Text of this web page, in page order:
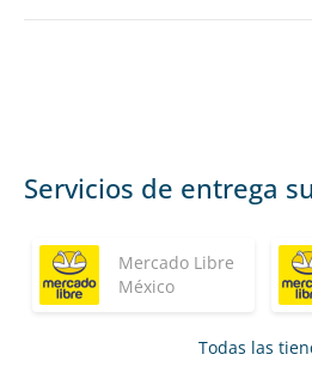
Servicios de entrega
Mercado Libre
México
Todas las